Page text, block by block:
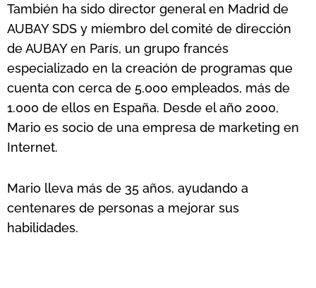
También ha sido director general en Madrid de
AUBAY SDS y miembro del comité de dirección
de AUBAY en París, un grupo francés
especializado en la creación de programas que
cuenta con cerca de 5.000 empleados, más de
1.000 de ellos en España. Desde el año 2000,
Mario es socio de una empresa de marketing en
Internet.
Mario lleva más de 35 años, ayudando a
centenares de personas a mejorar sus
habilidades.